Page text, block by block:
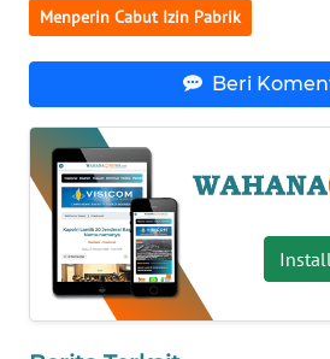
Menperin Cabut Izin Pabrik
Beri
WN
SULTRA
WN
NTB
WN
SULTENG
WN